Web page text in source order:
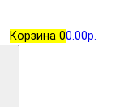
Корзина 00.00р.